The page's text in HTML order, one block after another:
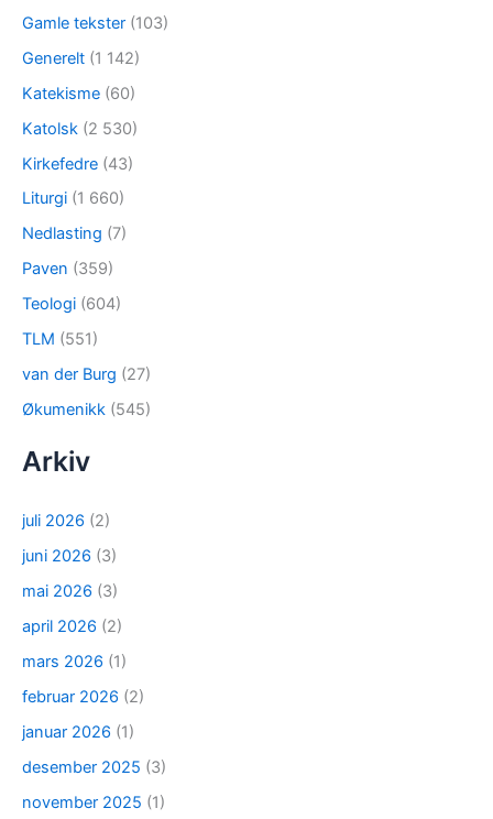
Gamle tekster (103)
Generelt (1 142)
Katekisme (60)
Katolsk (2 530)
Kirkefedre (43)
Liturgi (1 660)
Nedlasting (7)
Paven (359)
Teologi (604)
TLM (551)
van der Burg (27)
Økumenikk (545)
Arkiv
juli 2026 (2)
juni 2026 (3)
mai 2026 (3)
april 2026 (2)
mars 2026 (1)
februar 2026 (2)
januar 2026 (1)
desember 2025 (3)
november 2025 (1)